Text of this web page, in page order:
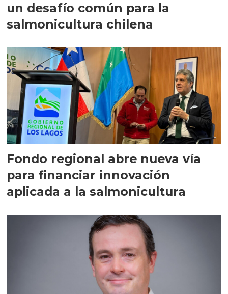
un desafío común para la
salmonicultura chilena
Fondo regional abre nueva vía
para financiar innovación
aplicada a la salmonicultura